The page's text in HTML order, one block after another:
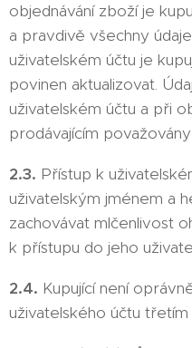
objednávání zboží je
a pravdivě všechny
uživatelském účtu je
povinen aktualizovat.
uživatelském účtu a při
prodávajícím
2.3. Přístup k
uživatelským jménem a
zachovávat mlčenlivost
k přístupu do jeho
2.4. Kupující není
uživatelského účtu třetím